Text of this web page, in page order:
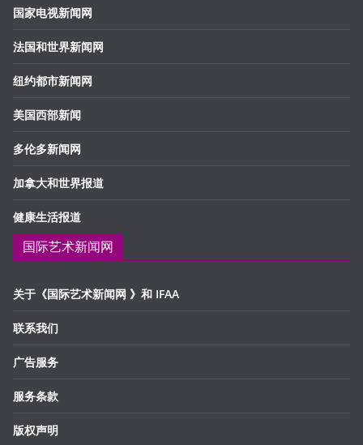
国家电视新闻网
法国和世界新闻网
纽约都市新闻网
美国西部新闻
多伦多新闻网
加拿大和世界报道
健康生活报道
国际艺术新闻网
关于《国际艺术新闻网 》和 IFAA
联系我们
广告服务
服务条款
版权声明